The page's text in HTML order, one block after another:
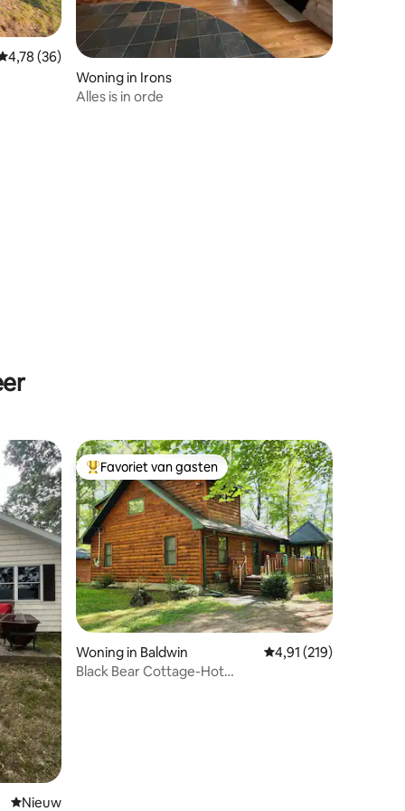
beoordeling van 4,78 op 5, 36 recensies
4,78 (36)
Woning in Irons
Alles is in orde
Nieuwe accommodatie
Nieuw
Topfavoriet van gasten
Favoriet van gasten
Woning in Baldwin Gemiddelde
4,91 (219)
Black Bear Cottage-Hot